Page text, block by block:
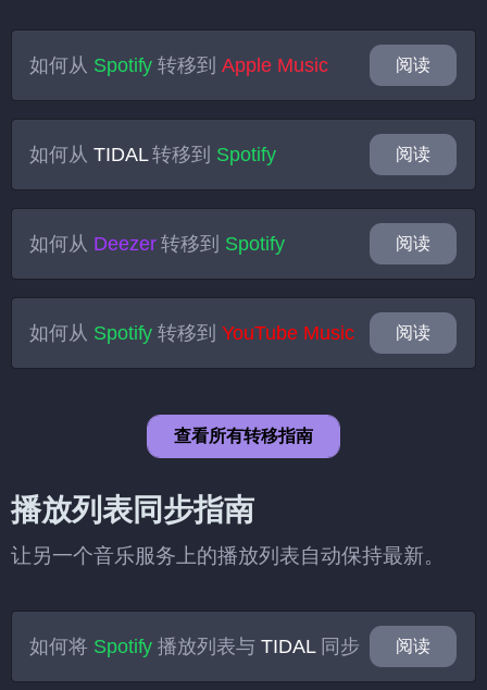
如何从 Spotify 转移到Apple Music 阅读
如何从 TIDAL转移到 Spotify 阅读
如何从 Deezer转移到 Spotify 阅读
如何从 Spotify 转移到YouTube Music 阅读
查看所有转移指南
播放列表同步指南
让另一个音乐服务上的播放列表自动保持最新。
如何将 Spotify 播放列表与TIDAL同步 阅读